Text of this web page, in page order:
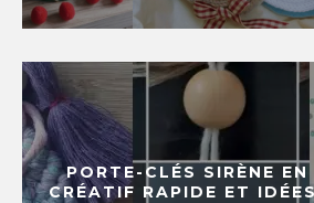
PORTE-CLÉS SIRÈNE
CRÉATIF RAPIDE ET